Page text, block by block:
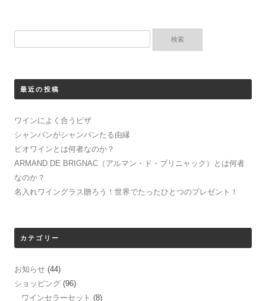
ョ
索:
最近の投稿
ワインによく合うピザ
シャンパンがシャンパンたる由縁
ビオワインとは何者なのか？
ARMAND DE BRIGNAC（アルマン・ド・ブリニャック）とは何者
なのか？
名入れワイングラス贈ろう！世界でたったひとつのプレゼント！
カテゴリー
お知らせ (44)
ショッピング (96)
ワインセラーセット (8)